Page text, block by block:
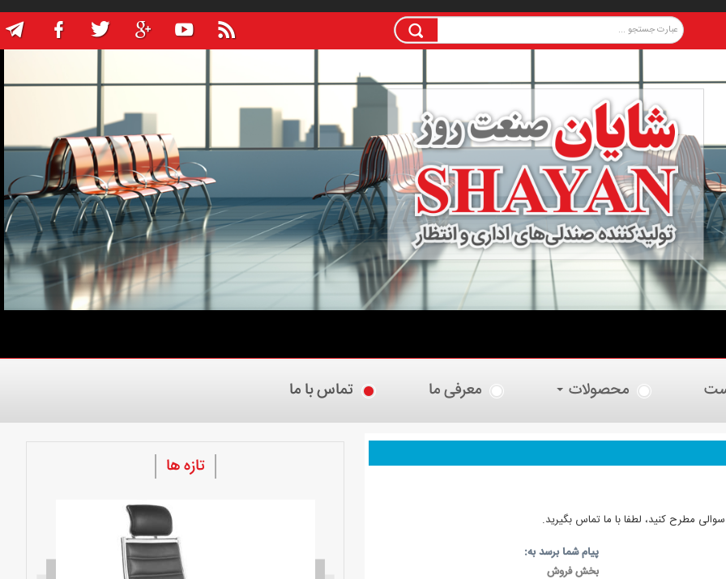
محصولات معرفی ما تماس با ما
مطرح کنيد، لطفا با ما تماس بگيريد.
پيام شما برسد به:
تازه ها